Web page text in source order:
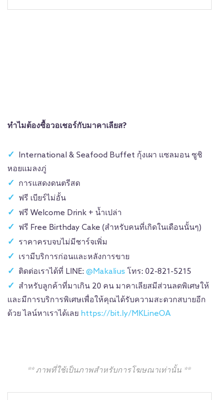
ทำไมต้องซื้อวอเชอร์กับมาคาเลียส?
International & Seafood Buffet กุ้งเผา แซลมอน ซูชิ
หอยแมลงภู่
การแสดงดนตรีสด
ฟรี เบียร์ไม่อั้น
ฟรี Welcome Drink + น้ำเปล่า
ฟรี Free Birthday Cake (สำหรับคนที่เกิดในเดือนนั้นๆ)
ราคาครบจบไม่มีชาร์จเพิ่ม
เรามีบริการก่อนและหลังการขาย
ติดต่อเราได้ที่ LINE: @Makalius โทร: 02-821-5215
สำหรับลูกค้าที่มาเกิน 20 คน มาคาเลียสมีส่วนลดพิเศษให้
และมีการบริการพิเศษเพื่อให้คุณได้รับความสะดวกสบายอีก
ด้วย ไลน์หาเราได้เลย https://bit.ly/MKLineOA
** ภาพที่ใช้เป็นภาพสำหรับการโฆษณาเท่านั้น **